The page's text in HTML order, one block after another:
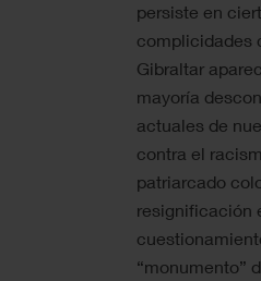
persiste en
complicidades
Gibraltar
mayoría
actuales de
contra el
patriarcado
resignificación
“monumento”